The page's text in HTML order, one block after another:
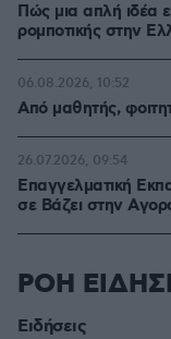
Πώς μια απλή ιδέα
ρομποτικής στην
Από μαθητής,
06.08.2026, 10:52
Επαγγελματική
σε Bάζει στην
26.07.2026, 09:54
ΡΟΗ
Ειδήσεις